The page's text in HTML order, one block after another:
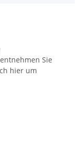
Sie
hier um